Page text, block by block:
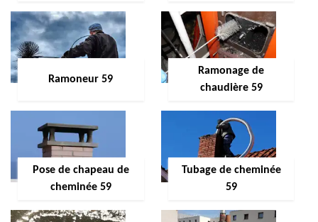
Ramoneur 59
Ramonage de
chaudière 59
Pose de chapeau de
cheminée 59
Tubage de cheminée
59